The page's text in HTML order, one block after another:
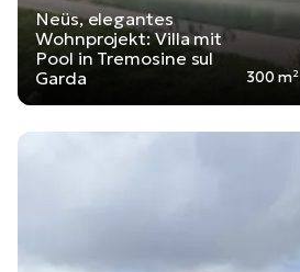
Neüs, elegantes
Wohnprojekt: Villa mit
Pool in Tremosine sul
Garda
300 m²